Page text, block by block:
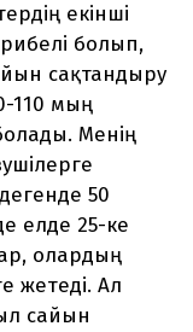
екінші
болып,
сақтандыру
110 мың
Менің
50
елде 25-ке
олардың
жетеді. Ал
сайын